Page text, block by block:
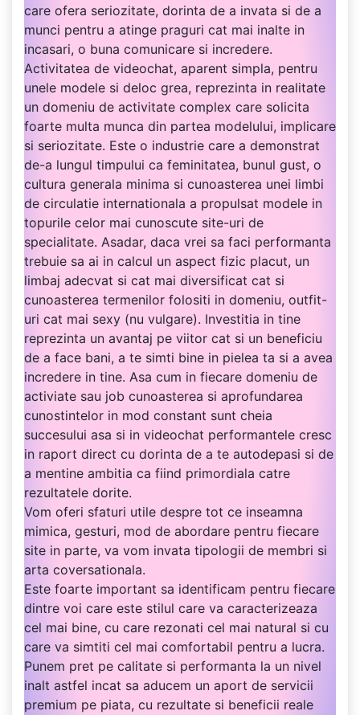
care ofera seriozitate, dorinta de a invata si de a
munci pentru a atinge praguri cat mai inalte in
incasari, o buna comunicare si incredere.
Activitatea de videochat, aparent simpla, pentru
unele modele si deloc grea, reprezinta in realitate
un domeniu de activitate complex care solicita
foarte multa munca din partea modelului, implicare
si seriozitate. Este o industrie care a demonstrat
de-a lungul timpului ca feminitatea, bunul gust, o
cultura generala minima si cunoasterea unei limbi
de circulatie internationala a propulsat modele in
topurile celor mai cunoscute site-uri de
specialitate. Asadar, daca vrei sa faci performanta
trebuie sa ai in calcul un aspect fizic placut, un
limbaj adecvat si cat mai diversificat cat si
cunoasterea termenilor folositi in domeniu, outfit-
uri cat mai sexy (nu vulgare). Investitia in tine
reprezinta un avantaj pe viitor cat si un beneficiu
de a face bani, a te simti bine in pielea ta si a avea
incredere in tine. Asa cum in fiecare domeniu de
activiate sau job cunoasterea si aprofundarea
cunostintelor in mod constant sunt cheia
succesului asa si in videochat performantele cresc
in raport direct cu dorinta de a te autodepasi si de
a mentine ambitia ca fiind primordiala catre
rezultatele dorite.
Vom oferi sfaturi utile despre tot ce inseamna
mimica, gesturi, mod de abordare pentru fiecare
site in parte, va vom invata tipologii de membri si
arta coversationala.
Este foarte important sa identificam pentru fiecare
dintre voi care este stilul care va caracterizeaza
cel mai bine, cu care rezonati cel mai natural si cu
care va simtiti cel mai comfortabil pentru a lucra.
Punem pret pe calitate si performanta la un nivel
inalt astfel incat sa aducem un aport de servicii
premium pe piata, cu rezultate si beneficii reale